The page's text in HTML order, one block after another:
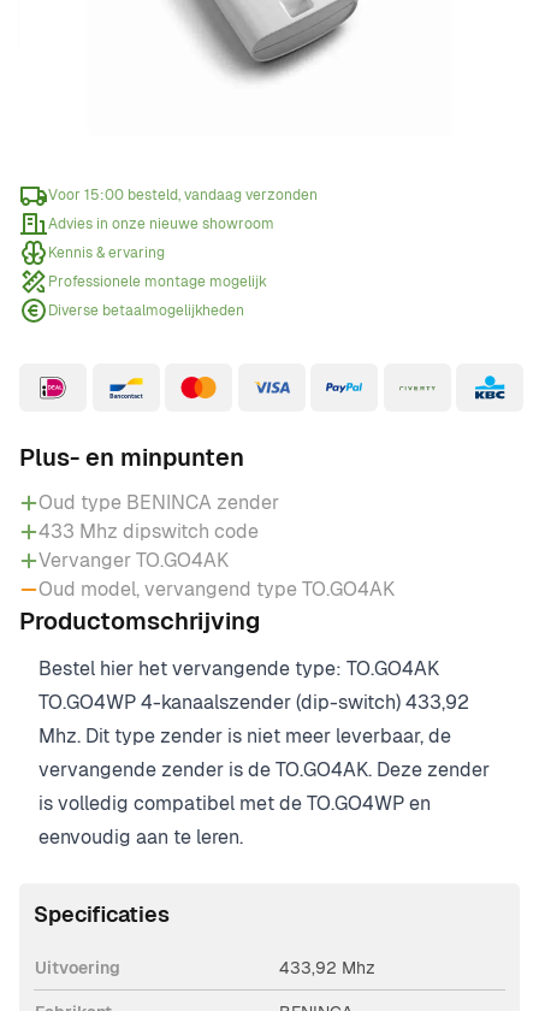
Offerte aanvragen
Voor 15:00 besteld, vandaag verzonden
Advies in onze nieuwe showroom
Kennis & ervaring
Professionele montage mogelijk
Diverse betaalmogelijkheden
Plus- en minpunten
Oud type BENINCA zender
433 Mhz dipswitch code
Vervanger TO.GO4AK
Oud model, vervangend type TO.GO4AK
Productomschrijving
Bestel hier het vervangende type: TO.GO4AK
TO.GO4WP 4-kanaalszender (dip-switch) 433,92
Mhz. Dit type zender is niet meer leverbaar, de
vervangende zender is deTO.GO4AK. Deze zender
is volledig compatibel met de TO.GO4WP en
eenvoudig aan te leren.
Specificaties
Uitvoering 433,92 Mhz